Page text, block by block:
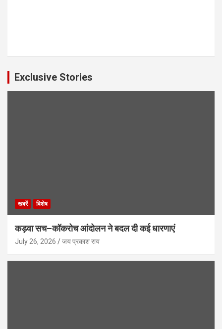
Exclusive Stories
खबरें विशेष
कड़वा सच–कॉकरोच आंदोलन ने बदल दी कई धारणाएं
July 26, 2026 जय प्रकाश राय